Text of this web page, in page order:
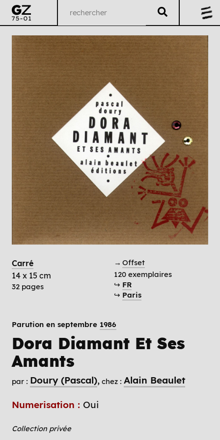
Carré
14 x 15 cm
32 pages
→ Offset
120 exemplaires
↪ FR
↪ Paris
Parution en septembre 1986
Dora Diamant Et Ses
Amants
par : Doury (Pascal) chez : Alain Beaulet
Numerisation : Oui
Collection privée